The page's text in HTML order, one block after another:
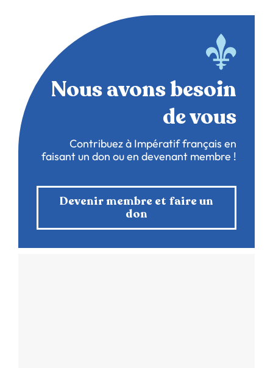
Nous avons besoin
de vous
Contribuez à Impératif français en
faisant un don ou en devenant membre !
Devenir membre et faire un
don